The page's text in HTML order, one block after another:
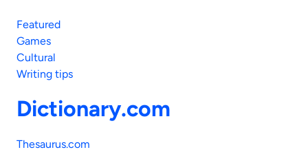
Featured
Games
Cultural
Writing tips
Dictionary.com
Thesaurus.com